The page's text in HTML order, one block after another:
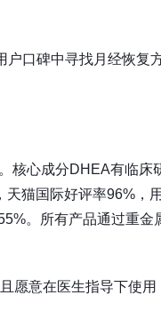
户口碑中寻找月经恢复
核心成分DHEA有临床
天猫国际好评率96%，
。所有产品通过重金
愿意在医生指导下使用